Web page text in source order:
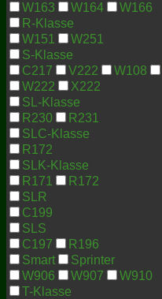
W163
W164
W166
R-Klasse
W151
W251
S-Klasse
C217
V222 W108
W222
X222
SL-Klasse
R230
R231
SLC-Klasse
R172
SLK-Klasse
R171
R172
SLR
C199
SLS
C197
R196
Smart
Sprinter
W906
W907
W910
T-Klasse